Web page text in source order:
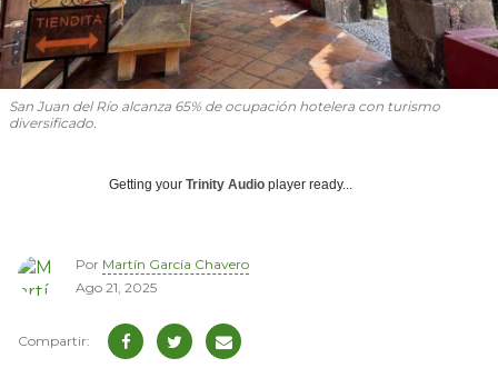
San Juan del Río alcanza 65% de ocupación hotelera con turismo
diversificado.
Getting your Trinity Audio player ready...
Por Martín García Chavero
Ago 21, 2025